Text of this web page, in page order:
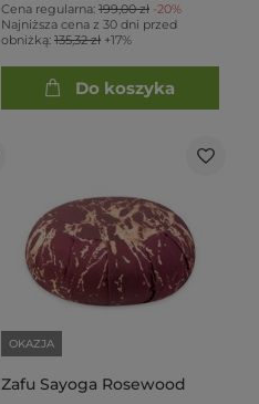
Cena regularna: 199,00 zł -20%
Najniższa cena z 30 dni przed
obniżką: 135,32 zł +17%
Do koszyka
OKAZJA
Zafu Sayoga Rosewood